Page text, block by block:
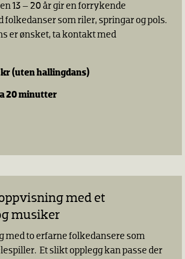
13 – 20 år gir en forrykende
folkedanser som riler, springar og pols.
er ønsket, ta kontakt med
kr(uten hallingdans)
20 minutter
med et
musiker
med to erfarne folkedansere som
Et slikt opplegg kan passe der